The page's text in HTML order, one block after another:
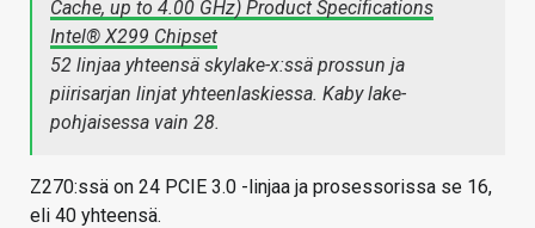
Cache, up to 4.00 GHz) Product Specifications
Intel® X299 Chipset
52 linjaa yhteensä skylake-x:ssä prossun ja
piirisarjan linjat yhteenlaskiessa. Kaby lake-
pohjaisessa vain 28.
Z270:ssä on 24 PCIE 3.0 -linjaa ja prosessorissa se 16,
eli 40 yhteensä.